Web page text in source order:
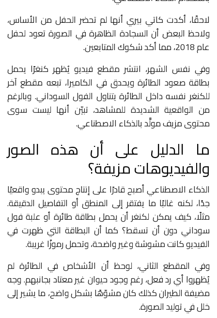
لاحقًا، أكدت كاتي بيري أنها لم تحضر الحفل من الأساس،
ولاحظ البعض أن السجادة الظاهرة في الصورة تعود لحفل
عام 2018، مما أكد شكوك المتابعين.
وفي نفس الشهر، انتشر مقطع فيديو يُظهر كنغرًا يحمل
بطاقة صعود الطائرة ويحدق في الكاميرا، تبعه مقطع آخر
للكنغر نفسه داخل الطائرة يتناول الفول السوداني. وبالرغم
من الواقعية الشديدة للمشاهد، تبيّن أنها ليست سوى
محتوى مزيف مولَّد بالذكاء الاصطناعي.
ما الدليل على أن هذه الصور
والفيديوهات مزيفة؟
الذكاء الاصطناعي أصبح قادرًا على إنتاج محتوى يبدو واقعيًا
جدًا، لكنه غالبًا ما يفتقر إلى المنطق أو التفاصيل الدقيقة.
مثلًا، كيف يمكن لكنغر أن يحمل بطاقة طائرة أو علبة فول
سوداني دون أن تسقط؟ كما أن البطاقة التي ظهرت في
الفيديو كانت مشوشة وغير واضحة، وتحمل رموزًا غريبة.
وفي المقطع الثاني، لوحظ أن الأشخاص في الطائرة لم
يُظهروا أي رد فعل، رغم وجود حيوان غير معتاد بجانبهم. وجه
مضيفة الطيران كذلك كان مشوّهًا بشكل واضح، ما يشير إلى
خلل في توليد الصورة.